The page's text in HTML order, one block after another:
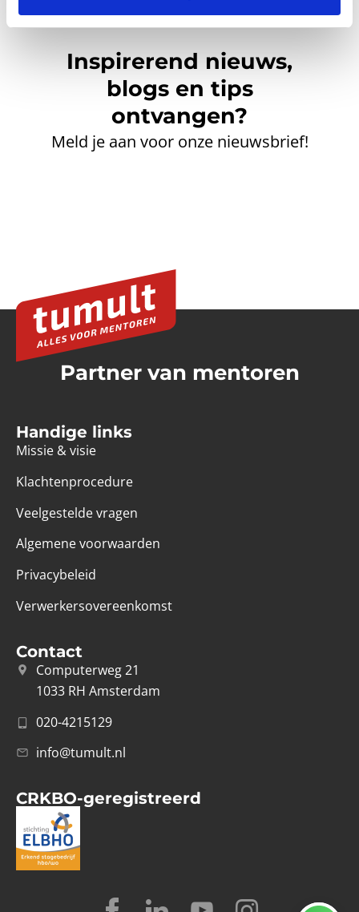
Inspirerend nieuws,
blogs en tips
ontvangen?
Meld je aan voor onze nieuwsbrief!
Partner van mentoren
Handige links
Missie & visie
Klachtenprocedure
Veelgestelde vragen
Algemene voorwaarden
Privacybeleid
Verwerkersovereenkomst
Contact
Computerweg 21
1033 RH Amsterdam
020-4215129
info@tumult.nl
CRKBO-geregistreerd